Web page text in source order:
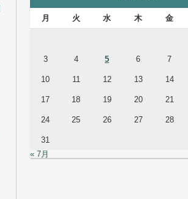
月 火 水 木 金
3 4 5 6 7
10 11 12 13 14
17 18 19 20 21
24 25 26 27 28
31
« 7月